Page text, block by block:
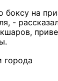
боксу на
-
города